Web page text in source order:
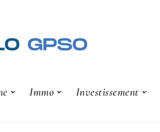
Immo Investissement